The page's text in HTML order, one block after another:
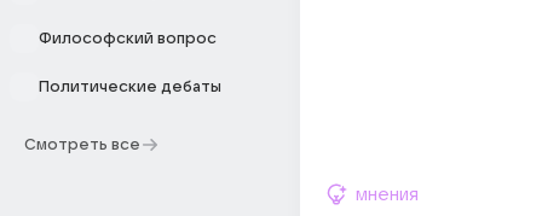
Философский вопрос
Политические дебаты
Смотреть все
мнения